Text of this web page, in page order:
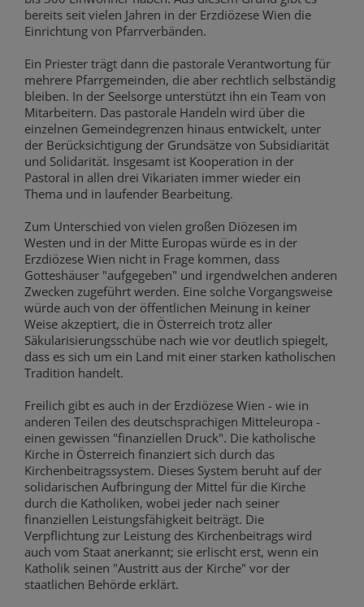
bereits seit vielen Jahren in der Erzdiözese Wien die
Einrichtung von Pfarrverbänden.
Ein Priester trägt dann die pastorale Verantwortung für
mehrere Pfarrgemeinden, die aber rechtlich selbständig
bleiben. In der Seelsorge unterstützt ihn ein Team von
Mitarbeitern. Das pastorale Handeln wird über die
einzelnen Gemeindegrenzen hinaus entwickelt, unter
der Berücksichtigung der Grundsätze von Subsidiarität
und Solidarität. Insgesamt ist Kooperation in der
Pastoral in allen drei Vikariaten immer wieder ein
Thema und in laufender Bearbeitung.
Zum Unterschied von vielen großen Diözesen im
Westen und in der Mitte Europas würde es in der
Erzdiözese Wien nicht in Frage kommen, dass
Gotteshäuser "aufgegeben" und irgendwelchen anderen
Zwecken zugeführt werden. Eine solche Vorgangsweise
würde auch von der öffentlichen Meinung in keiner
Weise akzeptiert, die in Österreich trotz aller
Säkularisierungsschübe nach wie vor deutlich spiegelt,
dass es sich um ein Land mit einer starken katholischen
Tradition handelt.
Freilich gibt es auch in der Erzdiözese Wien - wie in
anderen Teilen des deutschsprachigen Mitteleuropa -
einen gewissen "finanziellen Druck". Die katholische
Kirche in Österreich finanziert sich durch das
Kirchenbeitragssystem. Dieses System beruht auf der
solidarischen Aufbringung der Mittel für die Kirche
durch die Katholiken, wobei jeder nach seiner
finanziellen Leistungsfähigkeit beiträgt. Die
Verpflichtung zur Leistung des Kirchenbeitrags wird
auch vom Staat anerkannt; sie erlischt erst, wenn ein
Katholik seinen "Austritt aus der Kirche" vor der
staatlichen Behörde erklärt.